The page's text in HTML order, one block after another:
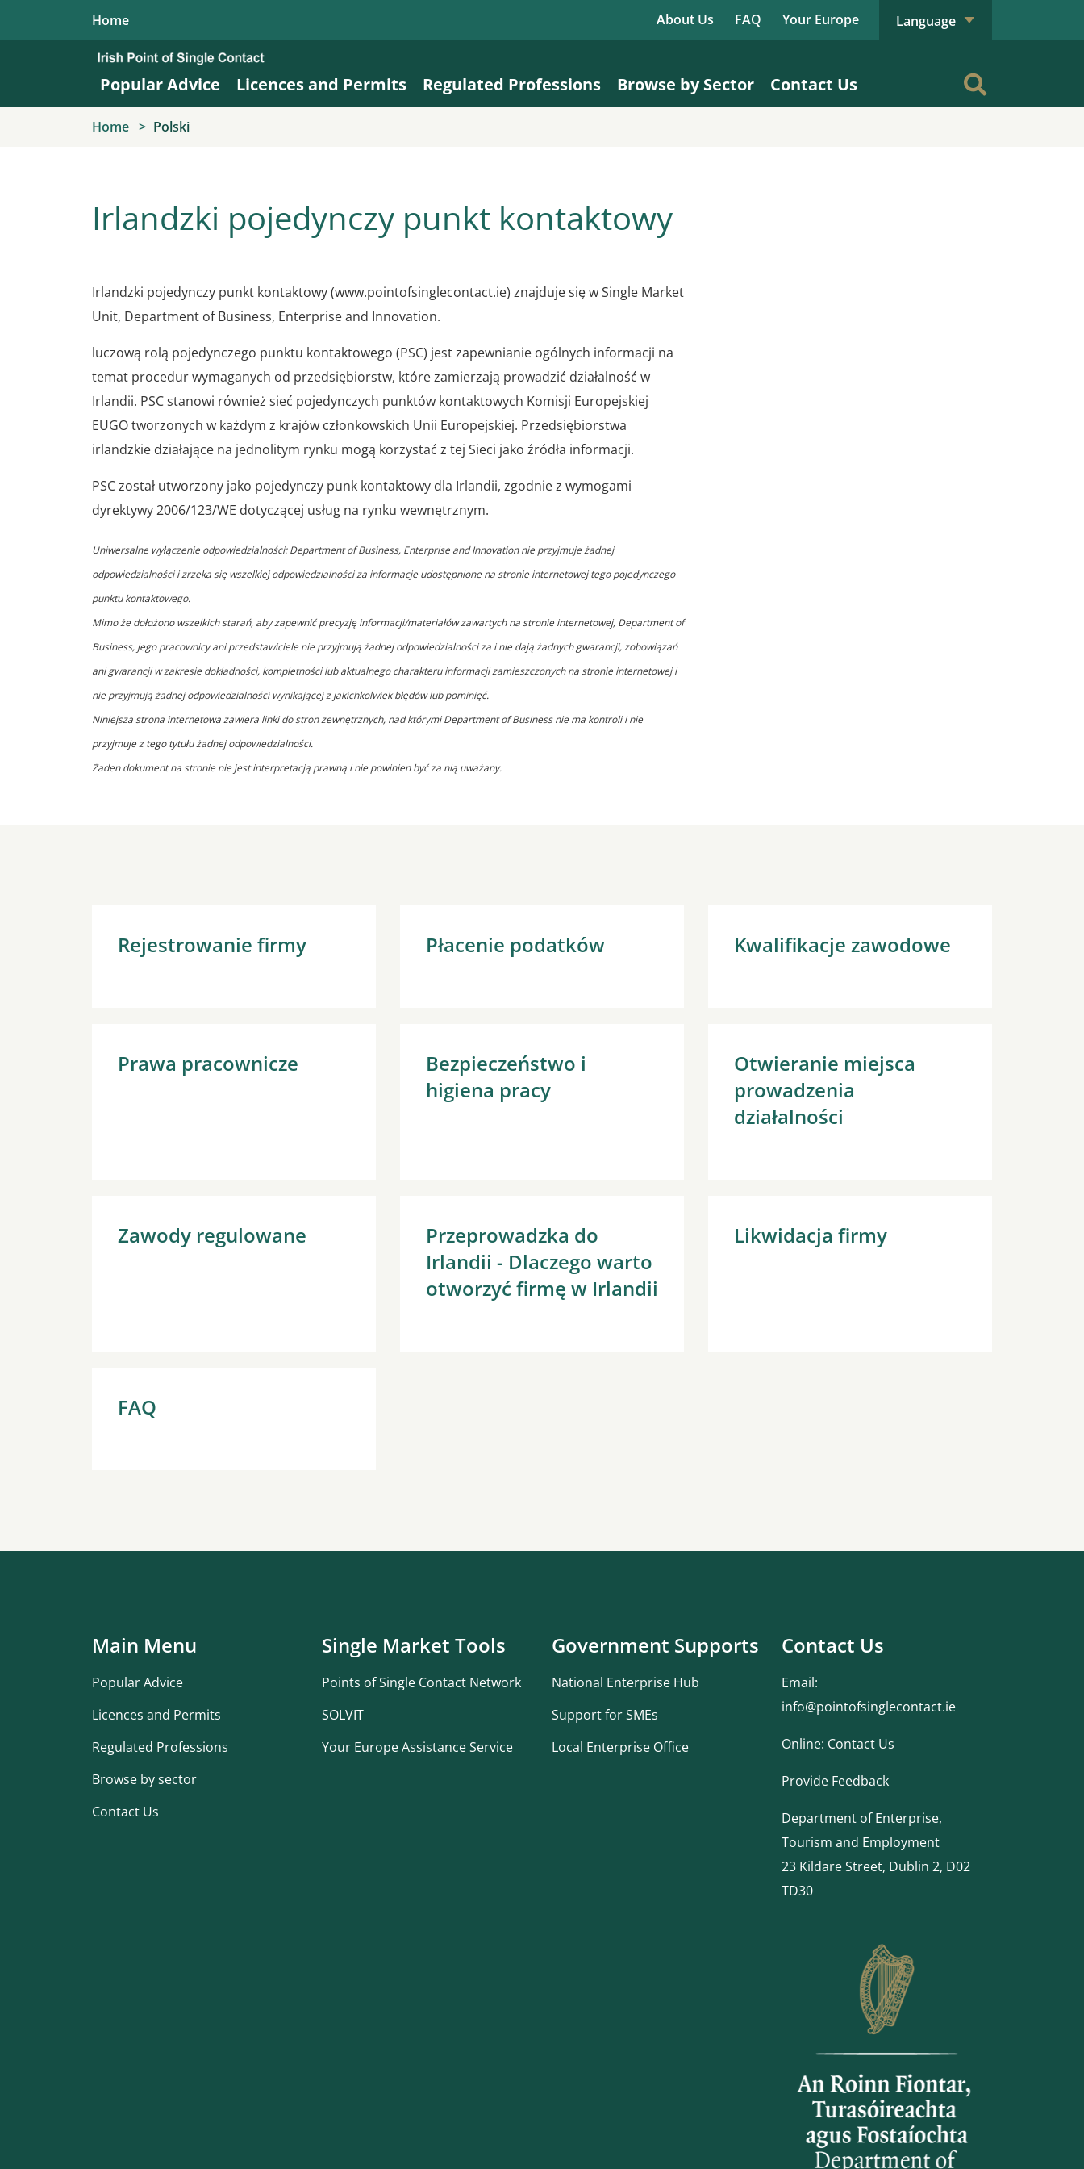
Home About Us FAQ Your Europe Language
Popular Advice Licences and Permits Regulated Professions Browse by Sector Contact Us
Home Polski
Irlandzki pojedynczy punkt kontaktowy
Irlandzki pojedynczy punkt kontaktowy (www.pointofsinglecontact.ie) znajduje się w Single Market
Unit, Department of Business, Enterprise and Innovation.
luczową rolą pojedynczego punktu kontaktowego (PSC) jest zapewnianie ogólnych informacji na
temat procedur wymaganych od przedsiębiorstw, które zamierzają prowadzić działalność w
Irlandii. PSC stanowi również sieć pojedynczych punktów kontaktowych Komisji Europejskiej
EUGO tworzonych w każdym z krajów członkowskich Unii Europejskiej. Przedsiębiorstwa
irlandzkie działające na jednolitym rynku mogą korzystać z tej Sieci jako źródła informacji.
PSC został utworzony jako pojedynczy punk kontaktowy dla Irlandii, zgodnie z wymogami
dyrektywy 2006/123/WE dotyczącej usług na rynku wewnętrznym.
Uniwersalne wyłączenie odpowiedzialności: Department of Business, Enterprise and Innovation nie przyjmuje żadnej
odpowiedzialności i zrzeka się wszelkiej odpowiedzialności za informacje udostępnione na stronie internetowej tego pojedynczego
punktu kontaktowego.
Mimo że dołożono wszelkich starań, aby zapewnić precyzję informacji/materiałów zawartych na stronie internetowej, Department of
Business, jego pracownicy ani przedstawiciele nie przyjmują żadnej odpowiedzialności za i nie dają żadnych gwarancji, zobowiązań
ani gwarancji w zakresie dokładności, kompletności lub aktualnego charakteru informacji zamieszczonych na stronie internetowej i
nie przyjmują żadnej odpowiedzialności wynikającej z jakichkolwiek błędów lub pominięć.
Niniejsza strona internetowa zawiera linki do stron zewnętrznych, nad którymi Department of Business nie ma kontroli i nie
przyjmuje z tego tytułu żadnej odpowiedzialności.
Żaden dokument na stronie nie jest interpretacją prawną i nie powinien być za nią uważany.
Rejestrowanie firmy Płacenie podatków Kwalifikacje zawodowe
Prawa pracownicze
Bezpieczeństwo i
higiena pracy
Otwieranie miejsca
prowadzenia
działalności
Zawody regulowane
Przeprowadzka do
Irlandii - Dlaczego warto
otworzyć firmę w Irlandii
Likwidacja firmy
FAQ
Main Menu
Popular Advice
Licences and Permits
Regulated Professions
Browse by sector
Contact Us
Single Market Tools
Points of Single Contact Network
SOLVIT
Your Europe Assistance Service
Government Supports
National Enterprise Hub
Support for SMEs
Local Enterprise Office
Contact Us
Email:
info@pointofsinglecontact.ie
Online: Contact Us
Provide Feedback
Department of Enterprise,
Tourism and Employment
23 Kildare Street, Dublin 2, D02
TD30